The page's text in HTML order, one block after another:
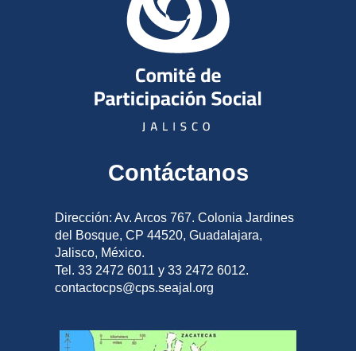
Contáctanos
Dirección: Av. Arcos 767. Colonia Jardines
del Bosque, CP 44520, Guadalajara,
Jalisco, México.
Tel. 33 2472 6011 y 33 2472 6012.
contactocps@cps.seajal.org